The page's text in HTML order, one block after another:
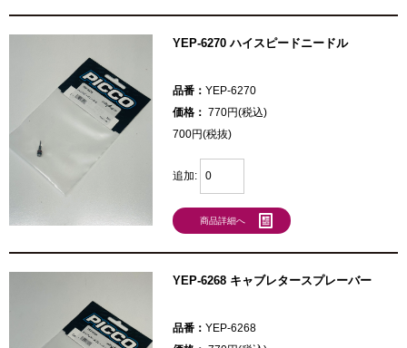
YEP-6270 ハイスピードニードル
品番： YEP-6270
価格： 770円(税込)
700円(税抜)
追加:
商品詳細へ
YEP-6268 キャブレタースプレーバー
品番： YEP-6268